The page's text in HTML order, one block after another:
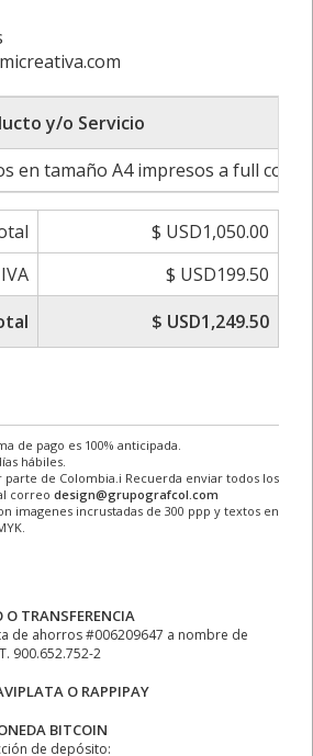
y/o Servicio
en tamaño A4 impresos a full
$ USD1,050.00
IVA
$ USD199.50
$ USD1,249.50
de pago es 100% anticipada.
hábiles.
parte de Colombia.ℹ Recuerda enviar todos los
correo design@grupografcol.com
imagenes incrustadas de 300 ppp y textos en
TRANSFERENCIA
de ahorros #006209647 a nombre de
900.652.752-2
O RAPPIPAY
BITCOIN
de depósito: